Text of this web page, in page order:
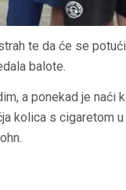
te da će se
balote.
a ponekad je naći
kolica s cigaretom u